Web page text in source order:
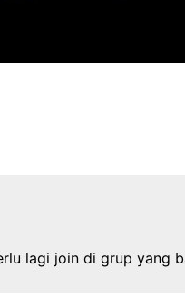
lagi join di grup yang